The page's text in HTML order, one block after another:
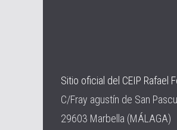
Sitio oficial del CEIP Rafael
C/Fray agustín de San
29603 Marbella (MÁLAGA)